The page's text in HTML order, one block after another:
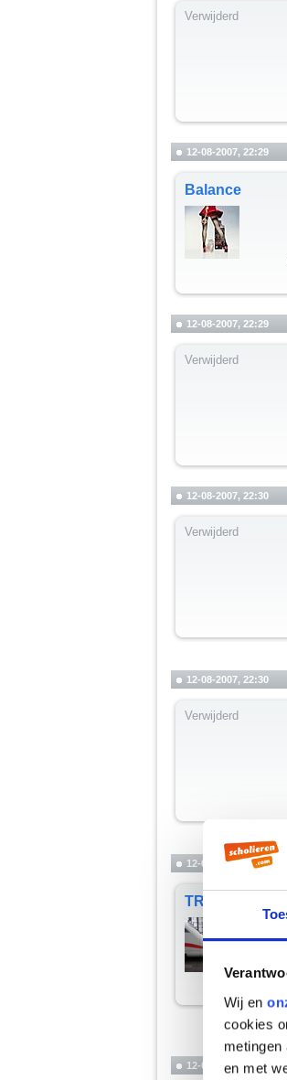
Wij en
cookies
en met
Verwijderd
12-08-2007, 22:29
Balance
12-08-2007, 22:29
Verwijderd
12-08-2007, 22:30
Verwijderd
12-08-2007, 22:30
Verwijderd
12-08-2007, 22:31
TRA
12-08-2007, 22:31